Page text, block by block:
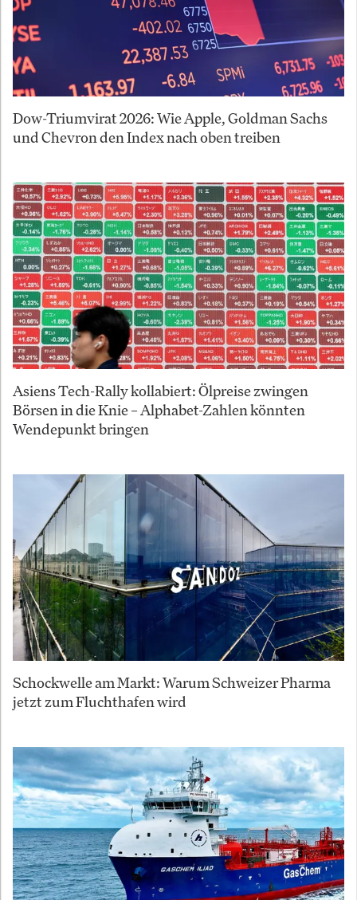
Dow-Triumvirat 2026: Wie Apple, Goldman Sachs
und Chevron den Index nach oben treiben
Asiens Tech-Rally kollabiert: Ölpreise zwingen
Börsen in die Knie – Alphabet-Zahlen könnten
Wendepunkt bringen
Schockwelle am Markt: Warum Schweizer Pharma
jetzt zum Fluchthafen wird